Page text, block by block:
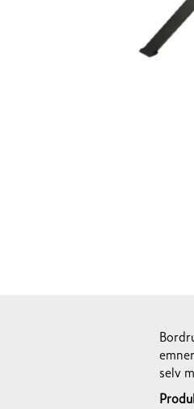
selv